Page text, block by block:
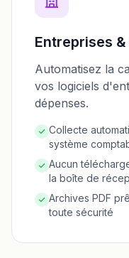
Entreprises
Automatisez la
vos logiciels
dépenses.
Collecte
système
Aucun
la boîte de
Archives PDF
toute sécurité